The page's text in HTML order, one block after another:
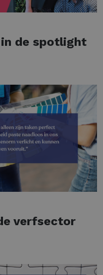
in de spotlight
verfsector